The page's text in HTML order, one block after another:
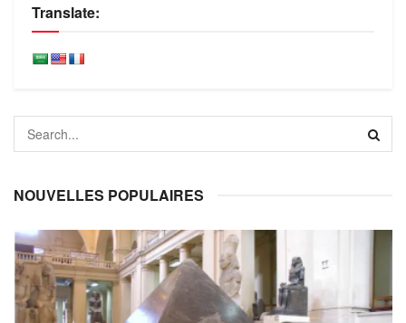
Translate:
NOUVELLES POPULAIRES